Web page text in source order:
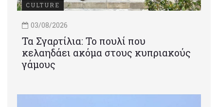
CULTURE
03/08/2026
Τα Σγαρτίλια: Το πουλί που
κελαηδάει ακόμα στους κυπριακούς
γάμους